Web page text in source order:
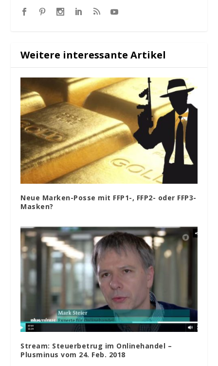
Weitere interessante Artikel
Neue Marken-Posse mit FFP1-, FFP2- oder FFP3-
Masken?
Stream: Steuerbetrug im Onlinehandel –
Plusminus vom 24. Feb. 2018